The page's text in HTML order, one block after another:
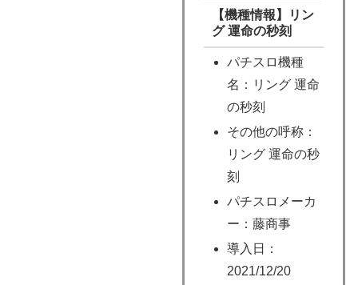
【機種情報】リン
グ 運命の秒刻
パチスロ機種
名：リング 運命
の秒刻
その他の呼称：
リング 運命の秒
刻
パチスロメーカ
ー：藤商事
導入日：
2021/12/20